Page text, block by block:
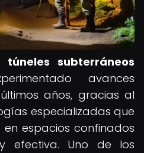
subterráneos
avances
años, gracias al
especializadas que
espacios confinados
efectiva. Uno de los